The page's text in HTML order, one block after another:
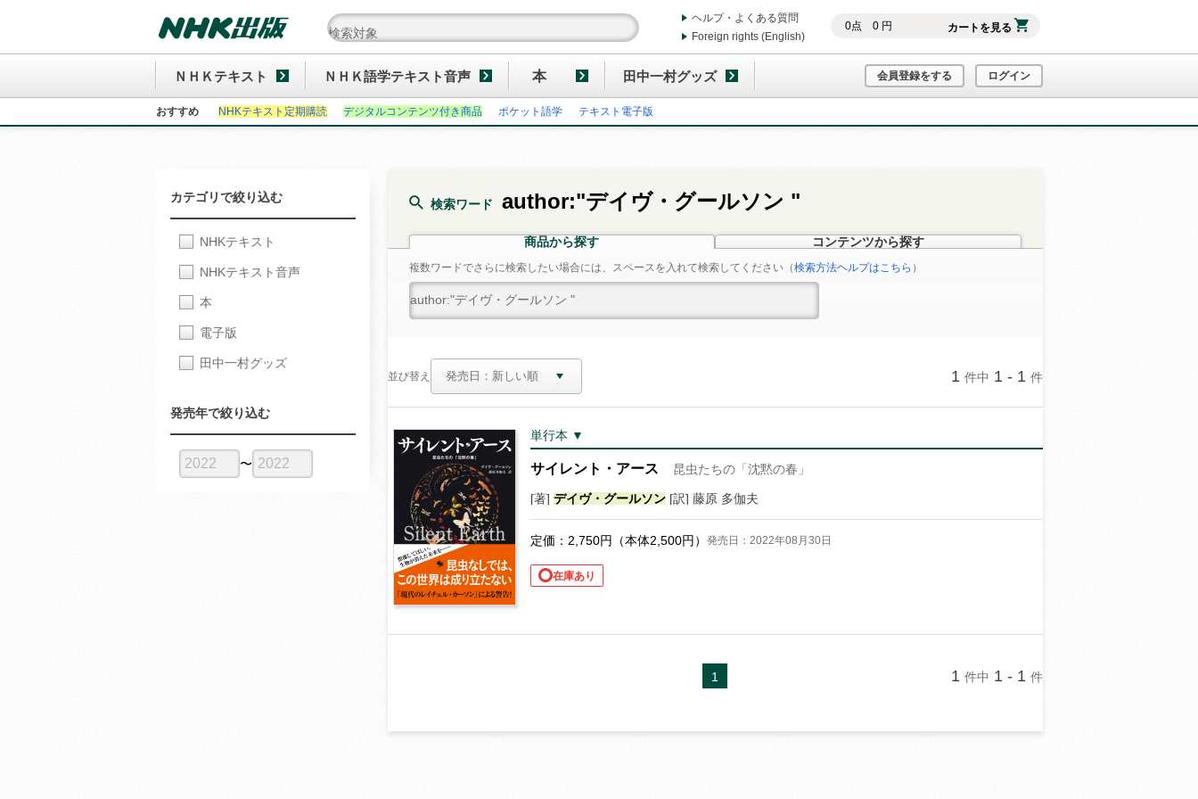
0点 0円 カートを見る
ヘルプ・よくある質問
Foreign rights (English)
ＮＨＫテキスト ＮＨＫ語学テキスト音声 本 田中一村グッズ 会員登録をする ログイン
おすすめ NHKテキスト定期購読 デジタルコンテンツ付き商品 ポケット語学 テキスト電子版
検索ワード author:"デイヴ・グールソン "
商品から探す コンテンツから探す
複数ワードでさらに検索したい場合には、スペースを入れて検索してください（検索方法ヘルプはこちら ）
並び替え 1 件中 1 - 1 件
単行本 ▼
サイレント・アース 昆虫たちの「沈黙の春」
[著] デイヴ・グールソン[訳] 藤原 多伽夫
定価： 2,750円（本体2,500円） 発売日：2022年08月30日
在庫あり
1 1 件中 1 - 1 件
カテゴリで絞り込む
NHKテキスト
NHKテキスト音声
本
電子版
田中一村グッズ
発売年で絞り込む
〜